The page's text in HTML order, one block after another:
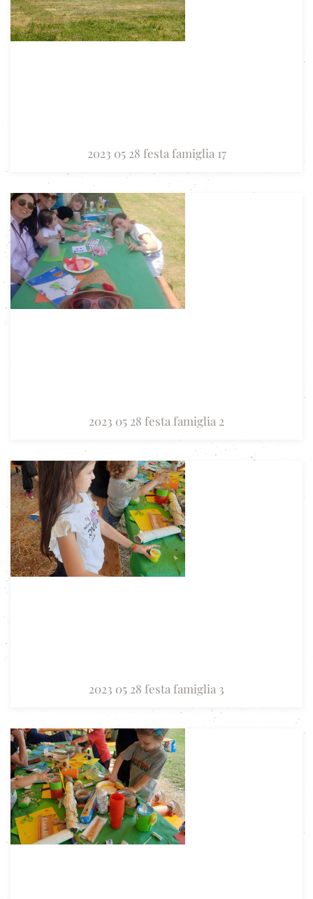
2023 05 28 festa famiglia 17
2023 05 28 festa famiglia 2
2023 05 28 festa famiglia 3